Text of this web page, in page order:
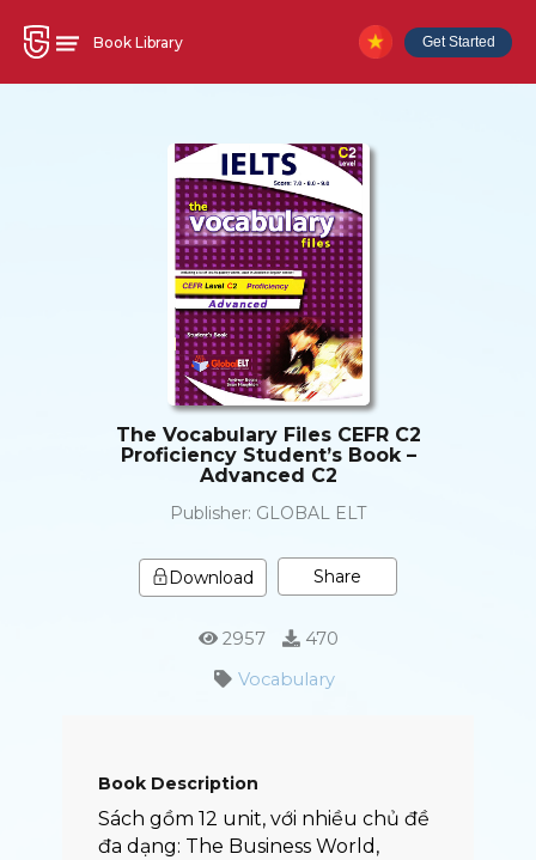
Book Library Get Started
The Vocabulary Files CEFR C2
Proficiency Student’s Book –
Advanced C2
Publisher: GLOBAL ELT
Download Share
2957
470
Vocabulary
Book Description
Sách gồm 12 unit, với nhiều chủ đề
đa dạng: The Business World,